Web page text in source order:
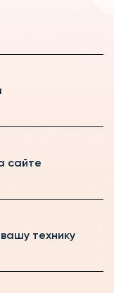
нашими
же на запчасти,
бесплатной,
технику, то
сайте
то оставьте
технику